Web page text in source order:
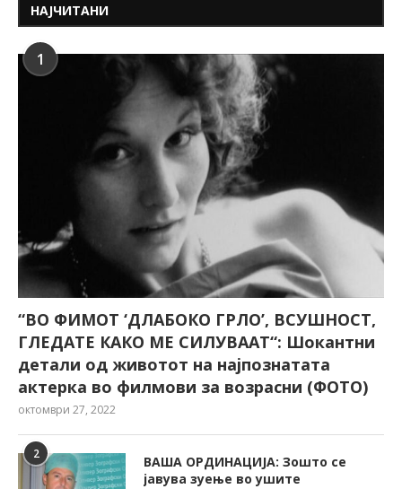
НАЈЧИТАНИ
1
“ВО ФИМОТ ‘ДЛАБОКО ГРЛО’, ВСУШНОСТ,
ГЛЕДАТЕ КАКО МЕ СИЛУВААТ“: Шокантни
детали од животот на најпознатата
актерка во филмови за возрасни (ФОТО)
октомври 27, 2022
2
ВАША ОРДИНАЦИЈА: Зошто се
јавува зуење во ушите